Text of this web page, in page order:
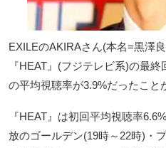
EXILEのAKIRAさん(本名=黒澤
『HEAT』(フジテレビ系)の最
の平均視聴率が3.9%だったこと
『HEAT』は初回平均視聴率
放のゴールデン(19時～22時)・